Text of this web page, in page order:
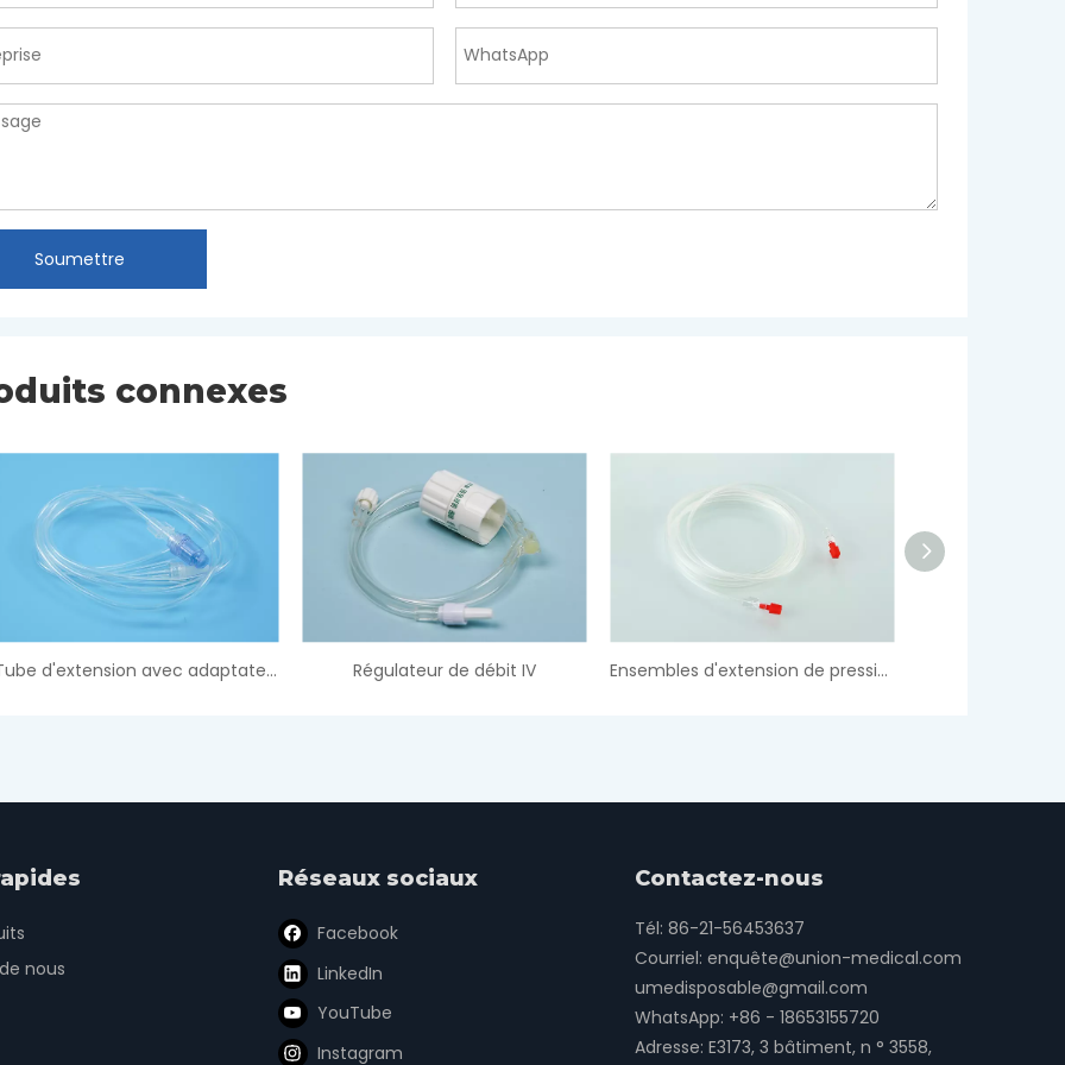
Soumettre
connexes
Tube d'extension avec adaptateurs de site d'injection Régulateur de débit IV Ensembles d'extension de pression Ensembles d'extension IV
nous
Réseaux sociaux
Facebook
LinkedIn
YouTube
Instagram
Contactez-nous
Tél: 86-21-56453637
Courriel: enquête@union-medical.com
umedisposable@gmail.com
WhatsApp: +86 - 18653155720
Adresse: E3173, 3 bâtiment, n ° 3558,